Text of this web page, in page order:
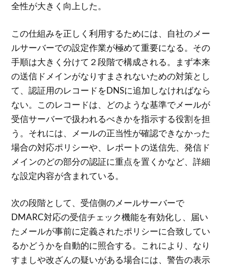
全性が大きく向上した。
この仕組みを正しく利用するためには、自社のメー
ルサーバーでの設定作業が極めて重要になる。その
手順は大きく分けて２段階で構成される。まず本来
の送信ドメインがなりすまされないための対策とし
て、認証用のレコードをDNSに追加しなければなら
ない。このレコードは、どのような基準でメールが
受信サーバーで扱われるべきかを指示する役割を担
う。それには、メールの正当性が確認できなかった
場合の対応ポリシーや、レポートの送信先、発信ド
メインのどの部分の認証に重点を置くかなど、詳細
な設定内容が含まれている。
次の段階として、受信側のメールサーバーで
DMARC対応の受信チェック機能を有効化し、届い
たメールが事前に定義されたポリシーに合致してい
るかどうかを自動的に照合する。これにより、なり
すましや改ざんの疑いがある場合には、警告の表示